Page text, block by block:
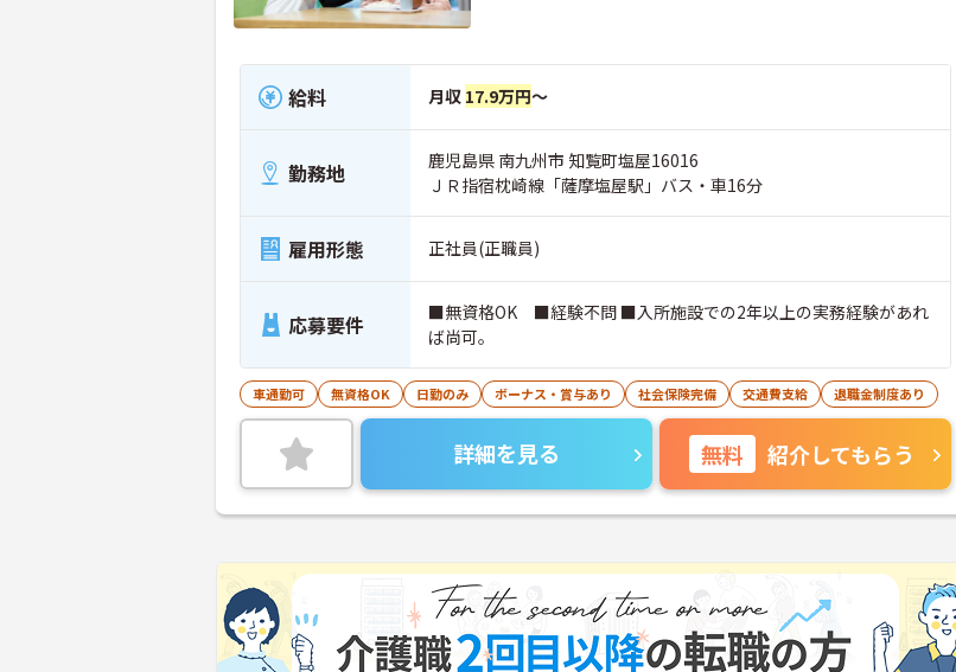
給料 月収 17.9万円～
勤務地
鹿児島県 南九州市 知覧町塩屋16016
ＪＲ指宿枕崎線「薩摩塩屋駅」バス・車16分
雇用形態 正社員(正職員)
応募要件
■無資格OK ■経験不問 ■入所施設での2年以上の実務経験があれ
ば尚可。
車通勤可 無資格OK 日勤のみ ボーナス・賞与あり 社会保険完備 交通費支給 退職金制度あり
詳細を見る 無料 紹介してもらう